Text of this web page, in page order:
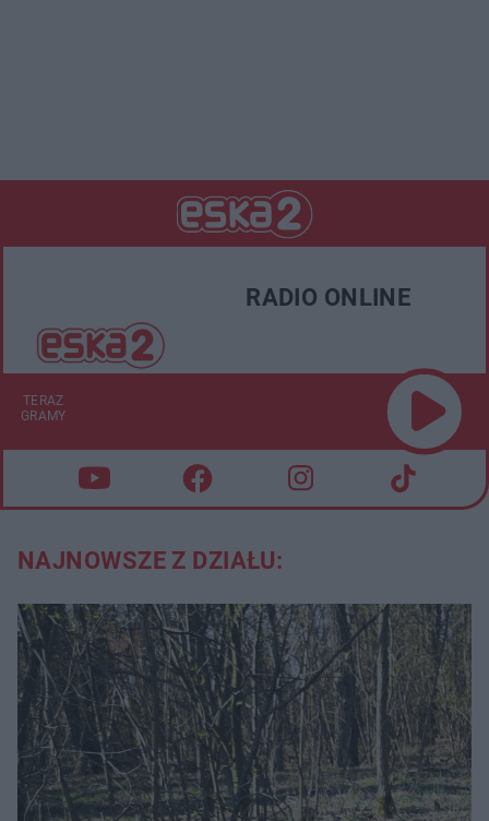
RADIO ONLINE
TERAZ
GRAMY
NAJNOWSZE Z DZIAŁU: